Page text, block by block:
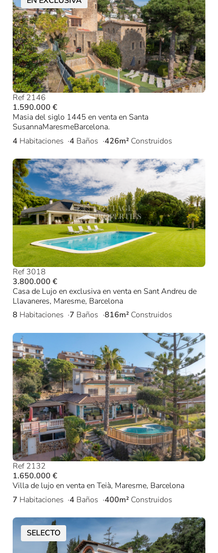
Ref 2146
1.590.000 €
Masia del siglo 1445 en venta en Santa
SusannaMaresmeBarcelona.
4 Habitaciones 4 Baños 426m² Construidos
Ref 3018
3.800.000 €
Casa de Lujo en exclusiva en venta en Sant Andreu de
Llavaneres, Maresme, Barcelona
8 Habitaciones 7 Baños 816m² Construidos
Ref 2132
1.650.000 €
Villa de lujo en venta en Teià, Maresme, Barcelona
7 Habitaciones 4 Baños 400m² Construidos
SELECTO